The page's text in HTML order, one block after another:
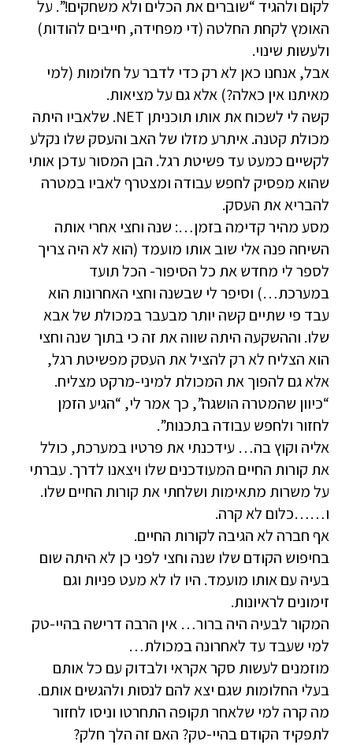
לקום ולהגיד “שוברים את הכלים ולא משחקים!”. על
האומץ לקחת החלטה (די מפחידה, חייבים להודות)
ולעשות שינוי.
אבל, אנחנו כאן לא רק כדי לדבר על חלומות (למי
מאיתנו אין כאלה?) אלא גם על מציאות.
קשה לי לשכוח את אותו תוכניתן NET. שלאביו היתה
מכולת קטנה. איתרע מזלו של האב והעסק שלו נקלע
לקשיים כמעט עד פשיטת רגל. הבן המסור עדכן אותי
שהוא מפסיק לחפש עבודה ומצטרף לאביו במטרה
להבריא את העסק.
מסע מהיר קדימה בזמן…: שנה וחצי אחרי אותה
השיחה פנה אלי שוב אותו מועמד (הוא לא היה צריך
לספר לי מחדש את כל הסיפור- הכל תועד
במערכת…) וסיפר לי שבשנה וחצי האחרונות הוא
עבד פי שתיים קשה יותר מבעבר במכולת של אבא
שלו. וההשקעה היתה שווה את זה כי בתוך שנה וחצי
הוא הצליח לא רק להציל את העסק מפשיטת רגל,
אלא גם להפוך את המכולת למיני-מרקט מצליח.
“כיוון שהמטרה הושגה”, כך אמר לי, “הגיע הזמן
לחזור ולחפש עבודה בתכנות”.
אליה וקוץ בה… עידכנתי את פרטיו במערכת, כולל
את קורות החיים המעודכנים שלו ויצאנו לדרך. עברתי
על משרות מתאימות ושלחתי את קורות החיים שלו.
ו……כלום לא קרה.
אף חברה לא הגיבה לקורות החיים.
בחיפוש הקודם שלו שנה וחצי לפני כן לא היתה שום
בעיה עם אותו מועמד. היו לו לא מעט פניות וגם
זימונים לראיונות.
המקור לבעיה היה ברור… אין הרבה דרישה בהיי-טק
למי שעבד עד לאחרונה במכולת…
מוזמנים לעשות סקר אקראי ולבדוק עם כל אותם
בעלי החלומות שגם יצא להם לנסות ולהגשים אותם.
מה קרה למי שלאחר תקופה התחרטו וניסו לחזור
לתפקיד הקודם בהיי-טק? האם זה הלך חלק?